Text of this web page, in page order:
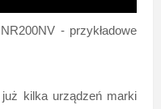
- przykładowe
kilka urządzeń marki